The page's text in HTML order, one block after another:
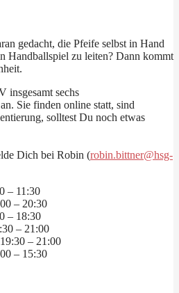
gedacht, die Pfeife selbst in Hand
Handballspiel zu leiten? Dann kommt
insgesamt sechs
Sie finden online statt, sind
solltest Du noch etwas
Dich bei Robin (robin.bittner@hsg-
– 11:30
– 20:30
– 18:30
– 21:00
– 21:00
– 15:30